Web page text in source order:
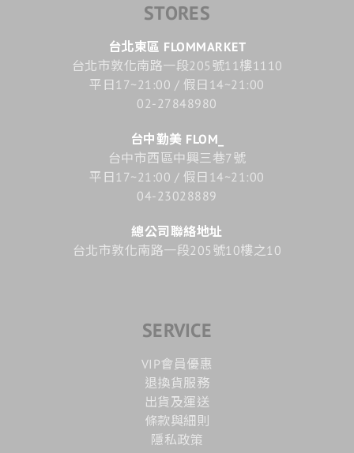
STORES
台北東區 FLOMMARKET
台北市敦化南路一段205號11樓1110
平日17~21:00 / 假日14~21:00
02-27848980
台中勤美 FLOM_
台中市西區中興三巷7號
平日17~21:00 / 假日14~21:00
04-23028889
總公司聯絡地址
台北市敦化南路一段205號10樓之10
SERVICE
VIP會員優惠
退換貨服務
出貨及運送
條款與細則
隱私政策